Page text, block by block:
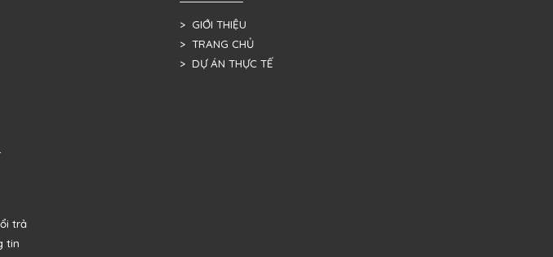
trả
tin
> GIỚI THIỆU
> TRANG CHỦ
> DỰ ÁN THỰC TẾ